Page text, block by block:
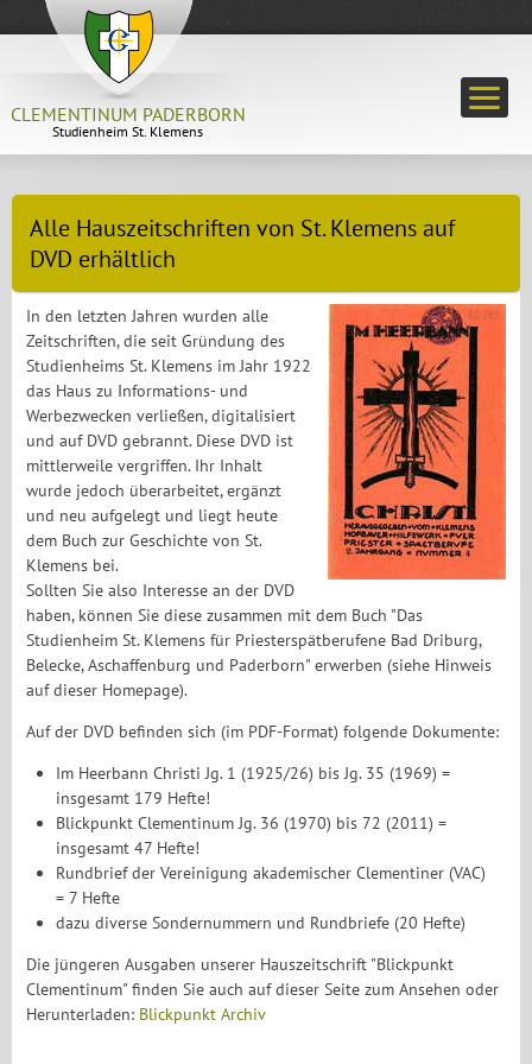
CLEMENTINUM PADERBORN
Studienheim St. Klemens
Alle Hauszeitschriften von St. Klemens auf
DVD erhältlich
In den letzten Jahren wurden alle
Zeitschriften, die seit Gründung des
Studienheims St. Klemens im Jahr 1922
das Haus zu Informations- und
Werbezwecken verließen, digitalisiert
und auf DVD gebrannt. Diese DVD ist
mittlerweile vergriffen. Ihr Inhalt
wurde jedoch überarbeitet, ergänzt
und neu aufgelegt und liegt heute
dem Buch zur Geschichte von St.
Klemens bei.
Sollten Sie also Interesse an der DVD
haben, können Sie diese zusammen mit dem Buch "Das
Studienheim St. Klemens für Priesterspätberufene Bad Driburg,
Belecke, Aschaffenburg und Paderborn" erwerben (siehe Hinweis
auf dieser Homepage).
Auf der DVD befinden sich (im PDF-Format) folgende Dokumente:
Im Heerbann Christi Jg. 1 (1925/26) bis Jg. 35 (1969) =
insgesamt 179 Hefte!
Blickpunkt Clementinum Jg. 36 (1970) bis 72 (2011) =
insgesamt 47 Hefte!
Rundbrief der Vereinigung akademischer Clementiner (VAC)
= 7 Hefte
dazu diverse Sondernummern und Rundbriefe (20 Hefte)
Die jüngeren Ausgaben unserer Hauszeitschrift "Blickpunkt
Clementinum" finden Sie auch auf dieser Seite zum Ansehen oder
Herunterladen: Blickpunkt Archiv